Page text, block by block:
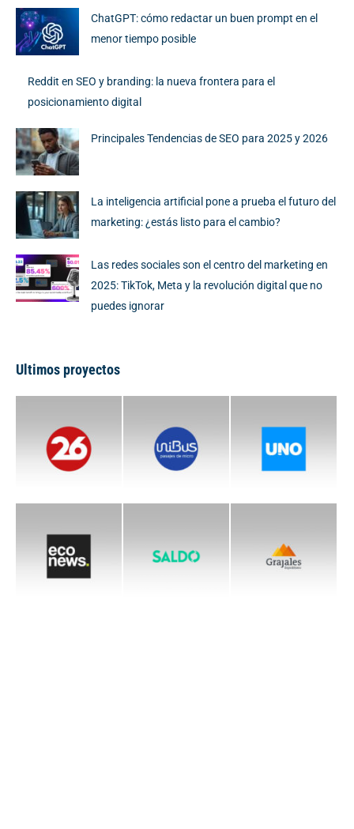
ChatGPT: cómo redactar un buen prompt en el
menor tiempo posible
Reddit en SEO y branding: la nueva frontera para el
posicionamiento digital
Principales Tendencias de SEO para 2025 y 2026
La inteligencia artificial pone a prueba el futuro del
marketing: ¿estás listo para el cambio?
Las redes sociales son el centro del marketing en
2025: TikTok, Meta y la revolución digital que no
puedes ignorar
Ultimos proyectos